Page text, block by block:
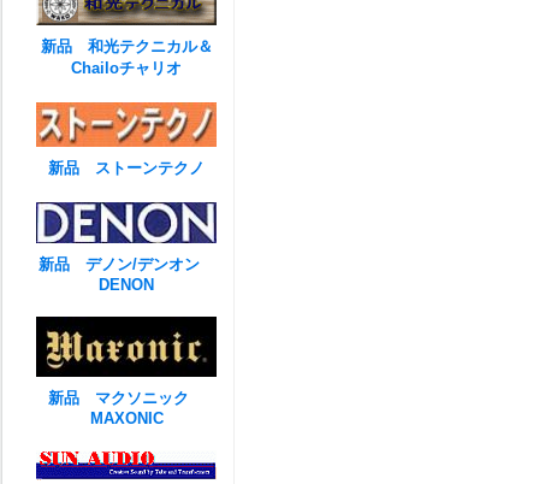
新品 和光テクニカル＆
Chailoチャリオ
新品 ストーンテクノ
新品 デノン/デンオン
DENON
新品 マクソニック
MAXONIC